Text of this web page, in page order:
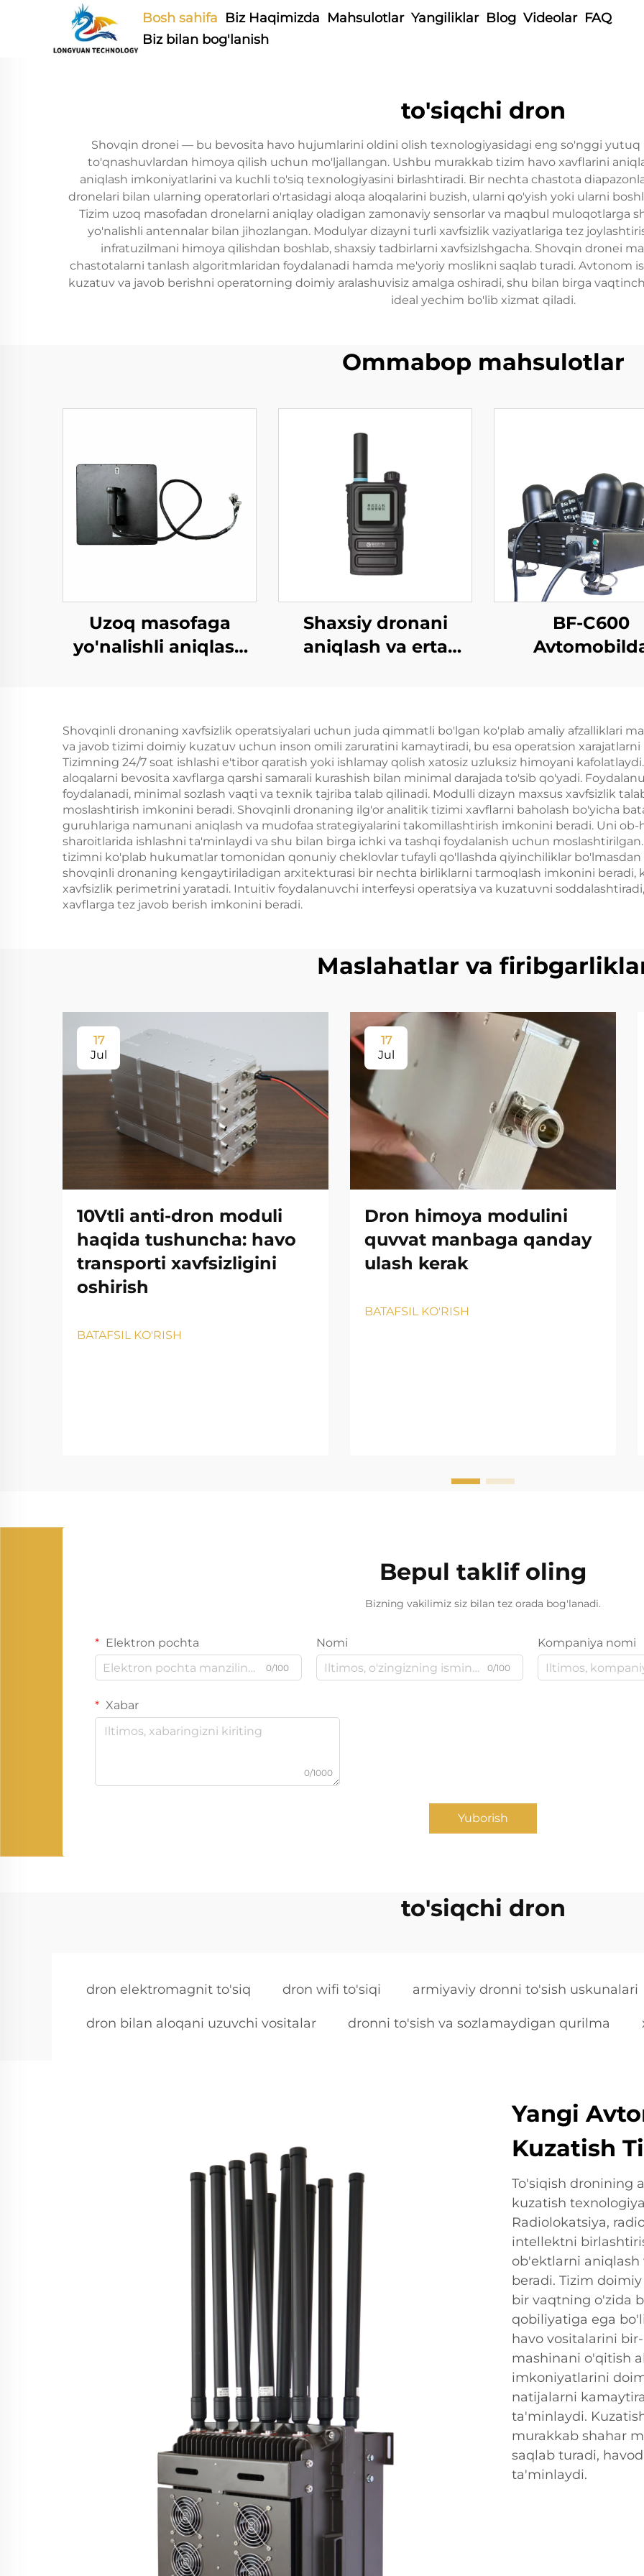
Bosh sahifa Biz Haqimizda Mahsulotlar Yangiliklar Blog Videolar FAQ
Biz bilan bog'lanish
to'siqchi dron
Shovqin dronei — bu bevosita havo hujumlarini oldini olish texnologiyasidagi eng so'nggi yutuq
to'qnashuvlardan himoya qilish uchun mo'ljallangan. Ushbu murakkab tizim havo xavflarini
aniqlash imkoniyatlarini va kuchli to'siq texnologiyasini birlashtiradi. Bir nechta chastota
dronelari bilan ularning operatorlari o'rtasidagi aloqa aloqalarini buzish, ularni qo'yish yoki ularni
Tizim uzoq masofadan dronelarni aniqlay oladigan zamonaviy sensorlar va maqbul muloqotlarga
yo'nalishli antennalar bilan jihozlangan. Modulyar dizayni turli xavfsizlik vaziyatlariga tez
infratuzilmani himoya qilishdan boshlab, shaxsiy tadbirlarni xavfsizlshgacha. Shovqin dronei
chastotalarni tanlash algoritmlaridan foydalanadi hamda me'yoriy moslikni saqlab turadi. Avtonom
kuzatuv va javob berishni operatorning doimiy aralashuvisiz amalga oshiradi, shu bilan birga
ideal yechim bo'lib xizmat qiladi.
Ommabop mahsulotlar
Uzoq masofaga
yo'nalishli aniqlash
UAV RF radio
to'siqlari Samarali
chastotali ekran UAV
signallari
Shaxsiy dronani
aniqlash va erta
BF-C600
Shovqinli dronaning xavfsizlik operatsiyalari uchun juda qimmatli bo'lgan ko'plab amaliy afzalliklari
va javob tizimi doimiy kuzatuv uchun inson omili zaruratini kamaytiradi, bu esa operatsion
Tizimning 24/7 soat ishlashi e'tibor qaratish yoki ishlamay qolish xatosiz uzluksiz himoyani
aloqalarni bevosita xavflarga qarshi samarali kurashish bilan minimal darajada to'sib qo'yadi.
foydalanadi, minimal sozlash vaqti va texnik tajriba talab qilinadi. Modulli dizayn maxsus xavfsizlik
moslashtirish imkonini beradi. Shovqinli dronaning ilg'or analitik tizimi xavflarni baholash bo'yicha
guruhlariga namunani aniqlash va mudofaa strategiyalarini takomillashtirish imkonini beradi. Uni
sharoitlarida ishlashni ta'minlaydi va shu bilan birga ichki va tashqi foydalanish uchun
tizimni ko'plab hukumatlar tomonidan qonuniy cheklovlar tufayli qo'llashda qiyinchiliklar
shovqinli dronaning kengaytiriladigan arxitekturasi bir nechta birliklarni tarmoqlash imkonini
xavfsizlik perimetrini yaratadi. Intuitiv foydalanuvchi interfeysi operatsiya va kuzatuvni
xavflarga tez javob berish imkonini beradi.
Maslahatlar va
17
Jul
10Vtli anti-dron moduli
haqida tushuncha: havo
transporti xavfsizligini
oshirish
BATAFSIL KO'RISH
17
Jul
Dron himoya modulini
quvvat manbaga qanday
ulash kerak
BATAFSIL KO'RISH
Bepul taklif oling
Bizning vakilimiz siz bilan tez orada bog'lanadi.
Elektron pochta
0/100
Nomi
0/100
Kompaniya nomi
Xabar
0/1000
Yuborish
to'siqchi dron
dron elektromagnit to'siq dron wifi to'siqi armiyaviy dronni to'sish uskunalari
dron bilan aloqani uzuvchi vositalar dronni to'sish va sozlamaydigan qurilma
Yangi
Kuzatish
To'siqish dronining
kuzatish
Radiolokatsiya,
intellektni
ob'ektlarni
beradi. Tizim
bir vaqtning o'zida
qobiliyatiga ega
havo vositalarini
mashinani o'qitish
imkoniyatlarini
natijalarni
ta'minlaydi.
murakkab shahar
saqlab turadi,
ta'minlaydi.